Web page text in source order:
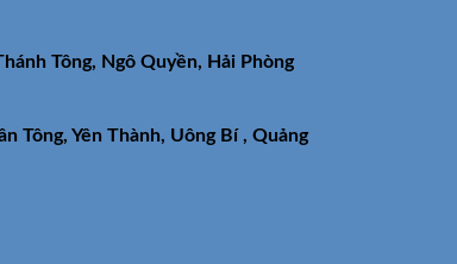
Tông, Ngô Quyền, Hải Phòng
Tông, Yên Thành, Uông Bí , Quảng